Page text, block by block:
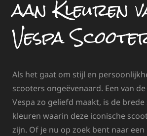
aan Kleuren
Vespa
Als het gaat om stijl en
scooters ongeëvenaard. Een van
Vespa zo geliefd maakt, is de brede
kleuren waarin deze iconische
zijn. Of je nu op zoek bent naar een